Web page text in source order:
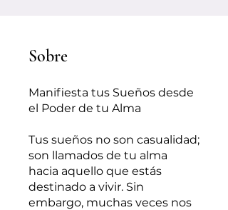
Sobre
Manifiesta tus Sueños desde
el Poder de tu Alma
Tus sueños no son casualidad;
son llamados de tu alma
hacia aquello que estás
destinado a vivir. Sin
embargo, muchas veces nos